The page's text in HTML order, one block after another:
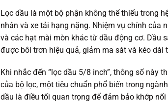
Lọc dầu là một bộ phận không thể thiếu trong
nhân và xe tải hạng nặng. Nhiệm vụ chính của
và các hạt mài mòn khác từ dầu động cơ. Dầu
được bôi trơn hiệu quả, giảm ma sát và kéo dài
Khi nhắc đến “lọc dầu 5/8 inch”, thông số này
của bộ lọc, một tiêu chuẩn phổ biến trong
dầu là điều tối quan trọng để đảm bảo khớp